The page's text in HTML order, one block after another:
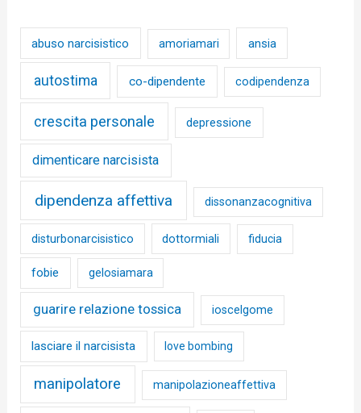
abuso narcisistico amoriamari ansia
autostima co-dipendente codipendenza
crescita personale depressione
dimenticare narcisista
dipendenza affettiva dissonanzacognitiva
disturbonarcisistico dottormiali fiducia
fobie gelosiamara
guarire relazione tossica ioscelgome
lasciare il narcisista love bombing
manipolatore manipolazioneaffettiva